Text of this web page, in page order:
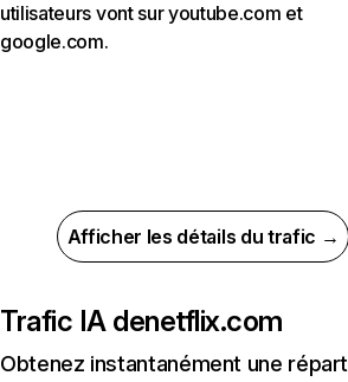
utilisateurs vont sur youtube.com et
google.com.
Afficher les détails du trafic →
Trafic IA denetflix.com
Obtenez instantanément une